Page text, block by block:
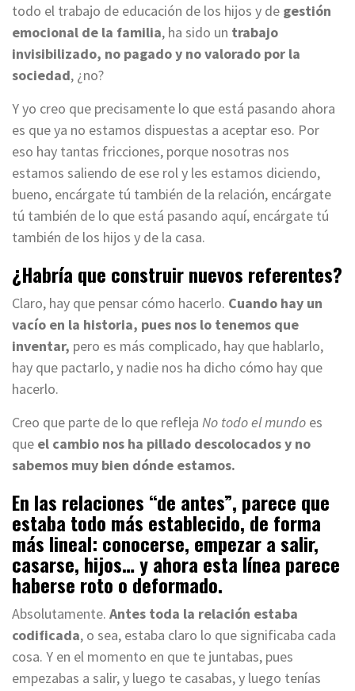
todo el trabajo de educación de los hijos y de gestión
emocional de la familia, ha sido un trabajo
invisibilizado, no pagado y no valorado por la
sociedad, ¿no?
Y yo creo que precisamente lo que está pasando ahora
es que ya no estamos dispuestas a aceptar eso. Por
eso hay tantas fricciones, porque nosotras nos
estamos saliendo de ese rol y les estamos diciendo,
bueno, encárgate tú también de la relación, encárgate
tú también de lo que está pasando aquí, encárgate tú
también de los hijos y de la casa.
¿Habría que construir nuevos referentes?
Claro, hay que pensar cómo hacerlo. Cuando hay un
vacío en la historia, pues nos lo tenemos que
inventar, pero es más complicado, hay que hablarlo,
hay que pactarlo, y nadie nos ha dicho cómo hay que
hacerlo.
Creo que parte de lo que refleja No todo el mundo es
que el cambio nos ha pillado descolocados y no
sabemos muy bien dónde estamos.
En las relaciones “de antes”, parece que
estaba todo más establecido, de forma
más lineal: conocerse, empezar a salir,
casarse, hijos… y ahora esta línea parece
haberse roto o deformado.
Absolutamente. Antes toda la relación estaba
codificada, o sea, estaba claro lo que significaba cada
cosa. Y en el momento en que te juntabas, pues
empezabas a salir, y luego te casabas, y luego tenías